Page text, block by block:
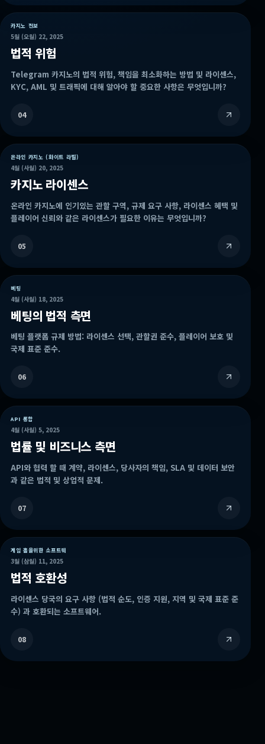
카지노 전보
5월 (오월) 22, 2025
법적 위험
Telegram 카지노의 법적 위험, 책임을 최소화하는 방법 및 라이센스,
KYC, AML 및 트래픽에 대해 알아야 할 중요한 사항은 무엇입니까?
04
온라인 카지노 (화이트 라벨)
4월 (사월) 20, 2025
카지노 라이센스
온라인 카지노에 인기있는 관할 구역, 규제 요구 사항, 라이센스 혜택 및
플레이어 신뢰와 같은 라이센스가 필요한 이유는 무엇입니까?
05
베팅
4월 (사월) 18, 2025
베팅의 법적 측면
베팅 플랫폼 규제 방법: 라이센스 선택, 관할권 준수, 플레이어 보호 및
국제 표준 준수.
06
API 통합
4월 (사월) 5, 2025
법률 및 비즈니스 측면
API와 협력 할 때 계약, 라이센스, 당사자의 책임, SLA 및 데이터 보안
과 같은 법적 및 상업적 문제.
07
게임 홀을위한 소프트웨
3월 (삼월) 11, 2025
법적 호환성
라이센스 당국의 요구 사항 (법적 순도, 인증 지원, 지역 및 국제 표준 준
수) 과 호환되는 소프트웨어.
08